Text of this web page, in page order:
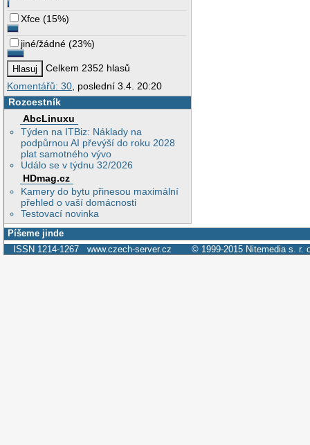
Xfce (15%)
jiné/žádné (23%)
Celkem 2352 hlasů
Komentářů: 30 , poslední 3.4. 20:20
Rozcestník
AbcLinuxu
Týden na ITBiz: Náklady na
podpůrnou AI převýší do roku 2028
plat samotného vývo
Událo se v týdnu 32/2026
HDmag.cz
Kamery do bytu přinesou maximální
přehled o vaší domácnosti
Testovací novinka
Píšeme jinde
ISSN 1214-1267 www.czech-server.cz © 1999-2015 Nitemedia s. r.